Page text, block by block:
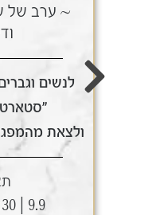
~ ערב של
לנשים
ולצאת